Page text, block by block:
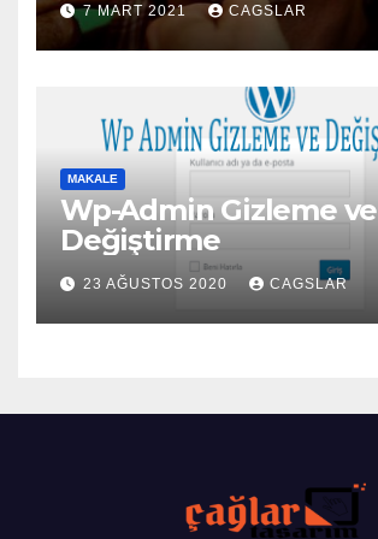
7 MART 2021 CAGSLAR
MAKALE
Wp-Admin Gizleme ve
Değiştirme
23 AĞUSTOS 2020 CAGSLAR